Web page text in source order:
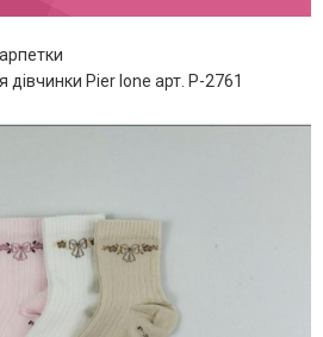
дівчинки Pier lone арт. P-2761